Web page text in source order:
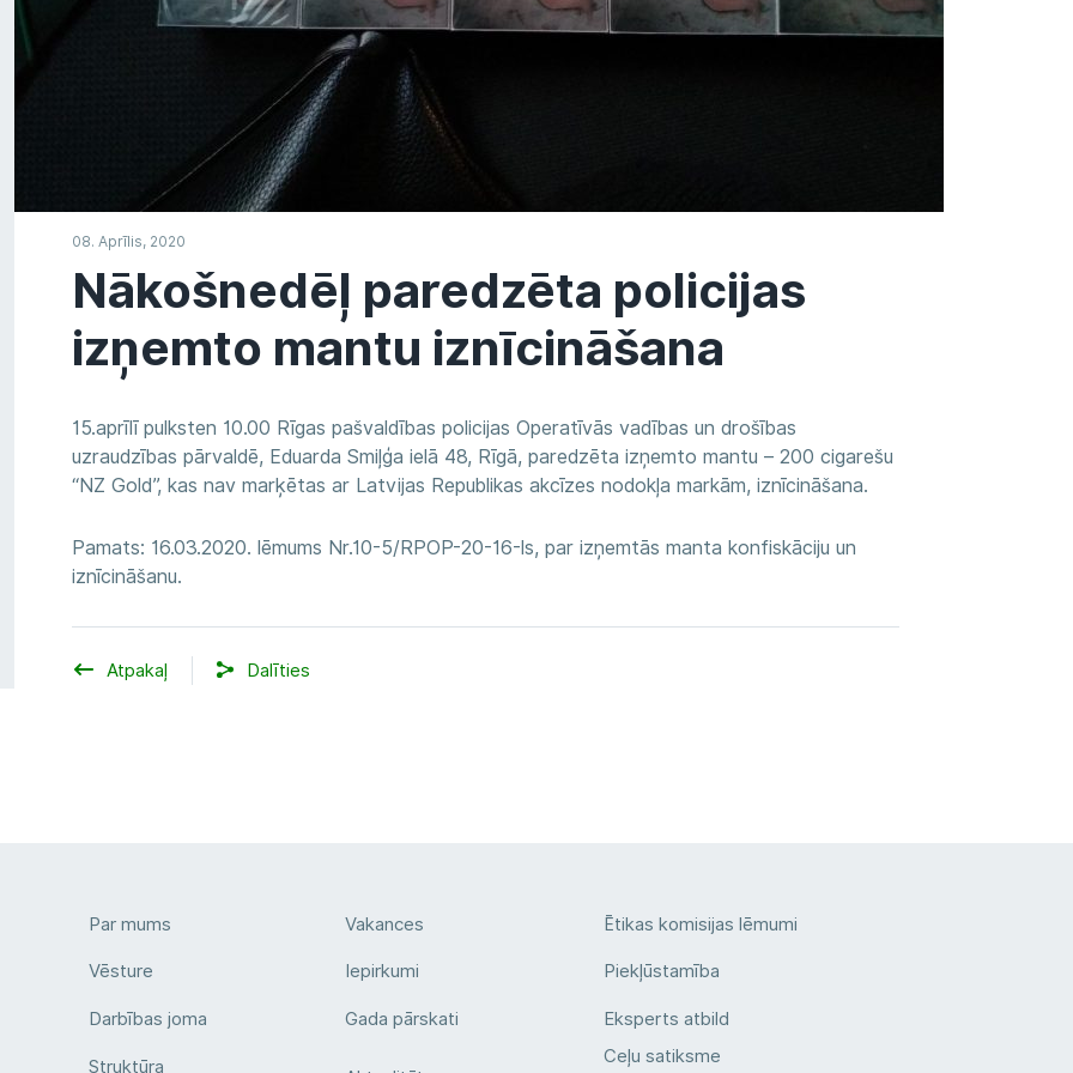
08. Aprīlis, 2020
Nākošnedēļ paredzēta policijas
izņemto mantu iznīcināšana
15.aprīlī pulksten 10.00 Rīgas pašvaldības policijas Operatīvās vadības un drošības
uzraudzības pārvaldē, Eduarda Smiļģa ielā 48, Rīgā, paredzēta izņemto mantu – 200 cigarešu
“NZ Gold”, kas nav marķētas ar Latvijas Republikas akcīzes nodokļa markām, iznīcināšana.
Pamats: 16.03.2020. lēmums Nr.10-5/RPOP-20-16-ls, par izņemtās manta konfiskāciju un
iznīcināšanu.
Atpakaļ Dalīties
Par mums
Vēsture
Darbības joma
Struktūra
Vakances
Iepirkumi
Gada pārskati
Ētikas komisijas lēmumi
Piekļūstamība
Eksperts atbild
Ceļu satiksme